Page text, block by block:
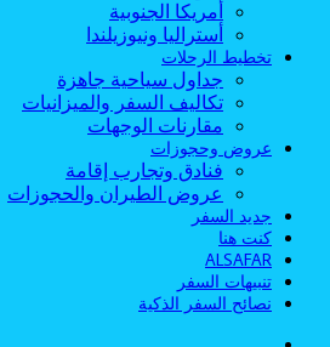
أمريكا الجنوبية
أستراليا ونيوزيلندا
تخطيط الرحلات
جداول سياحية جاهزة
تكاليف السفر والميزانيات
مقارنات الوجهات
عروض وحجوزات
فنادق وتجارب إقامة
عروض الطيران والحجوزات
جديد السفر
كنت هنا
ALSAFAR
تنبيهات السفر
نصائح السفر الذكية